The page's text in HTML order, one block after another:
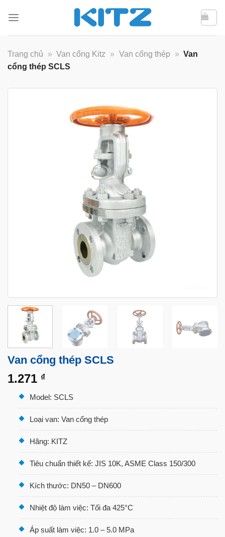
qua
Trang chủ
» Van cổng Kitz » Van cổng thép » Van
cổng thép SCLS
Van cổng thép SCLS
1.271 ₫
Model: SCLS
Loại van: Van cổng thép
Hãng: KITZ
Tiêu chuẩn thiết kế: JIS 10K, ASME Class 150/300
Kích thước: DN50 – DN600
Nhiệt độ làm việc: Tối đa 425°C
Áp suất làm việc: 1.0 – 5.0 MPa